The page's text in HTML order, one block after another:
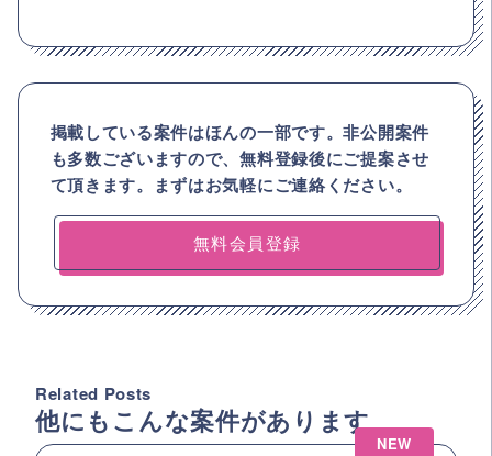
掲載している案件はほんの一部です。非公開案件
も多数ございますので、無料登録後にご提案させ
て頂きます。まずはお気軽にご連絡ください。
無料会員登録
Related Posts
他にもこんな案件があります
NEW